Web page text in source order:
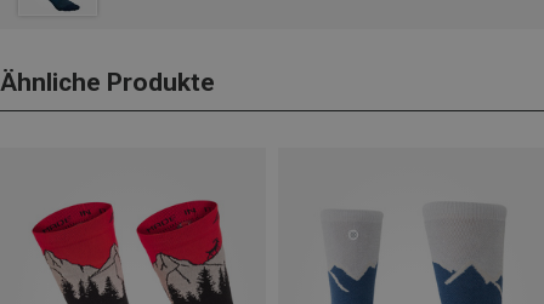
Ähnliche Produkte